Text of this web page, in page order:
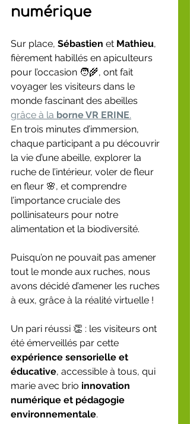
numérique
Sur place, Sébastien et Mathieu,
fièrement habillés en apiculteurs
pour l’occasion 🧑‍🌾, ont fait
voyager les visiteurs dans le
monde fascinant des abeilles
grâce à la borne VR ERINE.
En trois minutes d’immersion,
chaque participant a pu découvrir
la vie d’une abeille, explorer la
ruche de l’intérieur, voler de fleur
en fleur 🌸, et comprendre
l’importance cruciale des
pollinisateurs pour notre
alimentation et la biodiversité.
Puisqu’on ne pouvait pas amener
tout le monde aux ruches, nous
avons décidé d’amener les ruches
à eux, grâce à la réalité virtuelle !
Un pari réussi 👏 : les visiteurs ont
été émerveillés par cette
expérience sensorielle et
éducative, accessible à tous, qui
marie avec brio innovation
numérique et pédagogie
environnementale.